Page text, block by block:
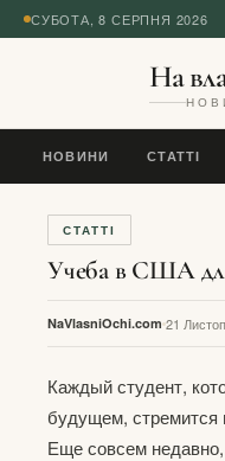
СУБОТА, 8 СЕРПНЯ 2026
На
НОВИНИ СТАТТІ
СТАТТІ
Учеба в США
NaVlasniOchi.com 21
Каждый студент,
будущем, стремится
Еще совсем